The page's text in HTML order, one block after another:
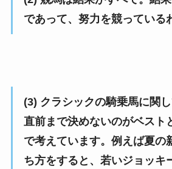
であって、努力を競っている
(3) クラシックの騎乗馬に関
直前まで決めないのがベスト
で考えています。例えば夏の
ち方をすると、若いジョッキ